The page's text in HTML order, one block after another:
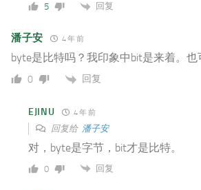
5 回复
潘子安 4 年 前
byte是比特吗？我印象中bit是来着。也
0 回复
EJINU 4 年 前
回复给 潘子安
对，byte是字节，bit才是比特。
0 回复